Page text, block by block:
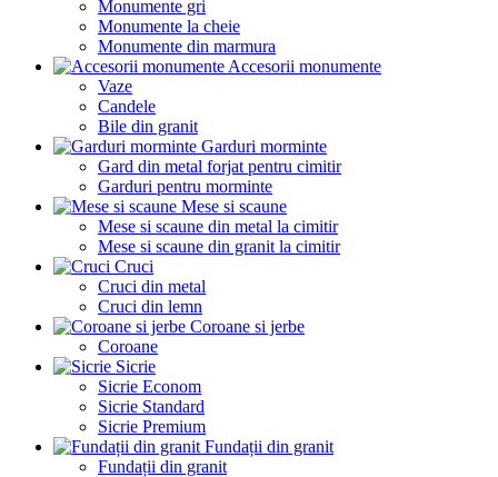
Monumente gri
Monumente la cheie
Monumente din marmura
Accesorii monumente
Vaze
Candele
Bile din granit
Garduri morminte
Gard din metal forjat pentru cimitir
Garduri pentru morminte
Mese si scaune
Mese si scaune din metal la cimitir
Mese si scaune din granit la cimitir
Cruci
Cruci din metal
Cruci din lemn
Coroane si jerbe
Coroane
Sicrie
Sicrie Econom
Sicrie Standard
Sicrie Premium
Fundații din granit
Fundații din granit